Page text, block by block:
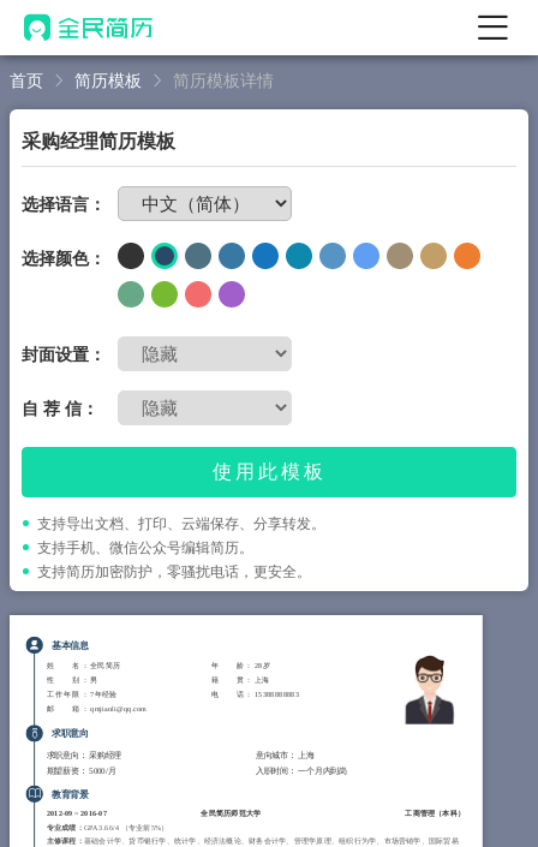
首页
AI 简历工具
AI 优化简历
AI 翻译简历
AI 诊断简历
AI 模拟面试
面试自我介绍
简历教程
登录 / 注册
首页 简历模板 简历模板详情
采购经理简历模板
选择语言：
选择颜色：
封面设置：
自 荐 信：
使用此模板
支持导出文档、打印、云端保存、分享转发。
支持手机、微信公众号编辑简历。
支持简历加密防护，零骚扰电话，更安全。
基本信息
姓 名 ： 全民简历 年 龄 ： 28岁
性 别
： 男 籍 贯 ： 上海
工作年限
： 7年经验 电 话 ： 15388888883
邮 箱 ： qmjianli@qq.com
求职意向
求职意向：采购经理 意向城市： 上海
期望薪资：5000/月 入职时间：一个月内到岗
教育背景
2012-09~ 2016-07 全民简历师范大学 工商管理（本科）
专业成绩： GPA 3.66/4 （专业前5%）
主修课程： 基础会计学、货币银行学、统计学、经济法概论、财务会计学、管理学原理、组织行为学、市场营销学、国际贸易